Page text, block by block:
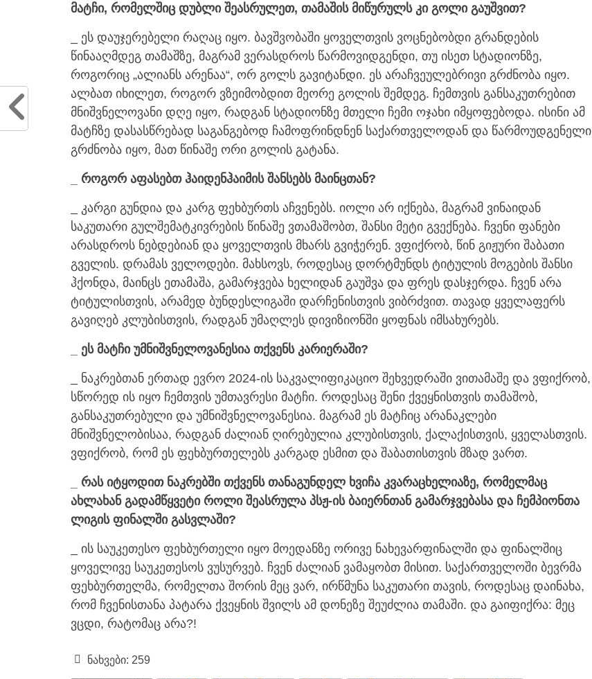
მატჩი, რომელშიც დუბლი შეასრულეთ, თამაშის მიწურულს კი გოლი გაუშვით?
_ ეს დაუჯერებელი რაღაც იყო. ბავშვობაში ყოველთვის ვოცნებობდი გრანდების
წინააღმდეგ თამაშზე, მაგრამ ვერასდროს წარმოვიდგენდი, თუ ისეთ სტადიონზე,
როგორიც „ალიანს არენაა“, ორ გოლს გავიტანდი. ეს არაჩვეულებრივი გრძნობა იყო.
ალბათ იხილეთ, როგორ ვზეიმობდით მეორე გოლის შემდეგ. ჩემთვის განსაკუთრებით
მნიშვნელოვანი დღე იყო, რადგან სტადიონზე მთელი ჩემი ოჯახი იმყოფებოდა. ისინი ამ
მატჩზე დასასწრებად საგანგებოდ ჩამოფრინდნენ საქართველოდან და წარმოუდგენელი
გრძნობა იყო, მათ წინაშე ორი გოლის გატანა.
_ როგორ აფასებთ ჰაიდენჰაიმის შანსებს მაინცთან?
_ კარგი გუნდია და კარგ ფეხბურთს აჩვენებს. იოლი არ იქნება, მაგრამ ვინაიდან
საკუთარი გულშემატკივრების წინაშე ვთამაშობთ, შანსი მეტი გვექნება. ჩვენი ფანები
არასდროს ნებდებიან და ყოველთვის მხარს გვიჭერენ. ვფიქრობ, წინ გიჟური შაბათი
გველის. დრამას ველოდები. მახსოვს, როდესაც დორტმუნდს ტიტულის მოგების შანსი
ჰქონდა, მაინცს ეთამაშა, გამარჯვება ხელიდან გაუშვა და ფრეს დასჯერდა. ჩვენ არა
ტიტულისთვის, არამედ ბუნდესლიგაში დარჩენისთვის ვიბრძვით. თავად ყველაფერს
გავიღებ კლუბისთვის, რადგან უმაღლეს დივიზიონში ყოფნას იმსახურებს.
_ ეს მატჩი უმნიშვნელოვანესია თქვენს კარიერაში?
_ ნაკრებთან ერთად ევრო 2024-ის საკვალიფიკაციო შეხვედრაში ვითამაშე და ვფიქრობ,
სწორედ ის იყო ჩემთვის უმთავრესი მატჩი. როდესაც შენი ქვეყნისთვის თამაშობ,
განსაკუთრებული და უმნიშვნელოვანესია. მაგრამ ეს მატჩიც არანაკლები
მნიშვნელობისაა, რადგან ძალიან ღირებულია კლუბისთვის, ქალაქისთვის, ყველასთვის.
ვფიქრობ, რომ ეს ფეხბურთელებს კარგად ესმით და შაბათისთვის მზად ვართ.
_ რას იტყოდით ნაკრებში თქვენს თანაგუნდელ ხვიჩა კვარაცხელიაზე, რომელმაც
ახლახან გადამწყვეტი როლი შეასრულა პსჟ-ის ბაიერნთან გამარჯვებასა და ჩემპიონთა
ლიგის ფინალში გასვლაში?
_ ის საუკეთესო ფეხბურთელი იყო მოედანზე ორივე ნახევარფინალში და ფინალშიც
ყოველივე საუკეთესოს ვუსურვებ. ჩვენ ძალიან ვამაყობთ მისით. საქართველოში ბევრმა
ფეხბურთელმა, რომელთა შორის მეც ვარ, ირწმუნა საკუთარი თავის, როდესაც დაინახა,
რომ ჩვენისთანა პატარა ქვეყნის შვილს ამ დონეზე შეუძლია თამაში. და გაიფიქრა: მეც
ვცდი, რატომაც არა?!
ნახვები: 259